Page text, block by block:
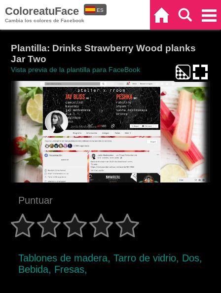
ColoreatuFace
Cambia los colores de Facebook
ES
Plantilla: Drinks Strawberry Wood planks
Jar Two
Vista previa de la plantilla para FaceBook
Puntuar
Tablones de madera, Tarro de vidrio, Dos,
Bebida, Fresas,